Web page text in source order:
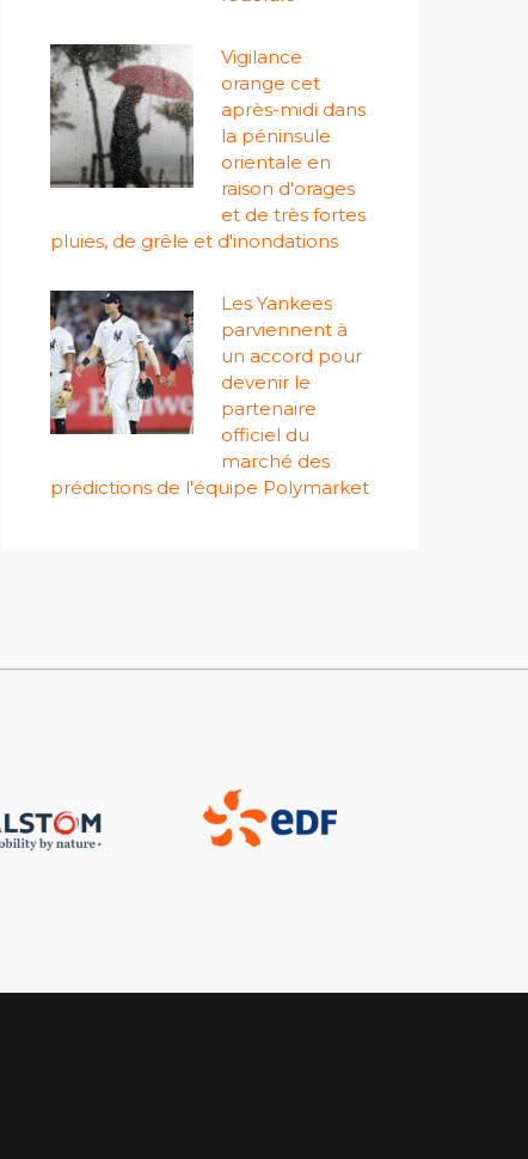
Vigilance
orange cet
après-midi dans
la péninsule
orientale en
raison d'orages
et de très fortes
pluies, de grêle et d'inondations
Les Yankees
parviennent à
un accord pour
devenir le
partenaire
officiel du
marché des
prédictions de l'équipe Polymarket